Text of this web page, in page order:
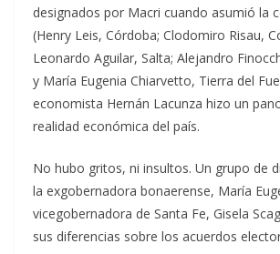
designados por Macri cuando asumió la
(Henry Leis, Córdoba; Clodomiro Risau,
Leonardo Aguilar, Salta; Alejandro
y María Eugenia Chiarvetto, Tierra del
economista Hernán Lacunza hizo un
realidad económica del país.
No hubo gritos, ni insultos. Un grupo de
la exgobernadora bonaerense, María
vicegobernadora de Santa Fe, Gisela
sus diferencias sobre los acuerdos